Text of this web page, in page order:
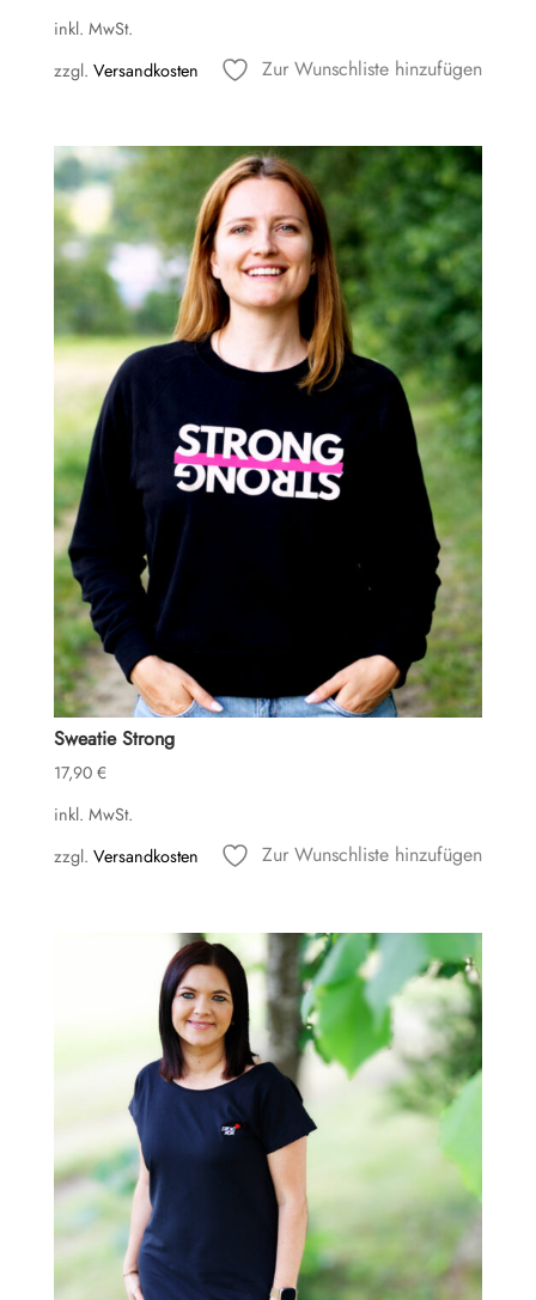
inkl. MwSt.
zzgl. Versandkosten Zur Wunschliste hinzufügen
Sweatie Strong
17,90 €
inkl. MwSt.
zzgl. Versandkosten Zur Wunschliste hinzufügen